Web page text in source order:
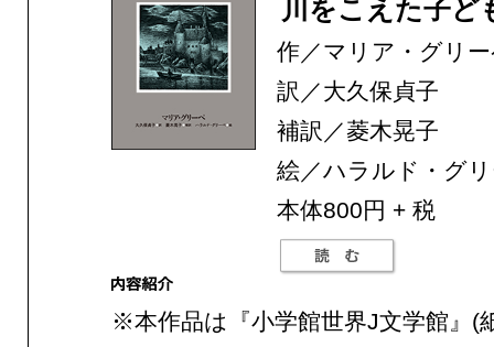
川をこえた子ど
作／マリア・グリ
訳／大久保貞子
補訳／菱木晃子
絵／ハラルド・グ
本体800円 + 税
※本作品は『小学館世界J文学館』(